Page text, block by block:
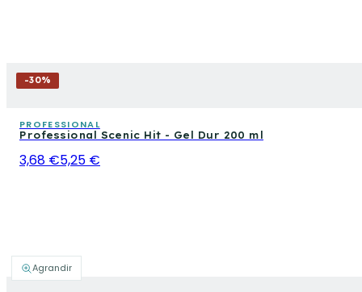
Agrandir
-30%
PROFESSIONAL
Professional Scenic Hit - Gel Dur 200 ml
3,68 €5,25 €